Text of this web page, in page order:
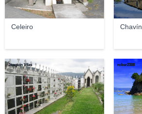
Celeiro Chavín
Joaquín Vilas rober2308